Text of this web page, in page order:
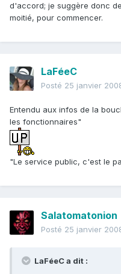
d'accord; je suggère donc
moitié, pour commencer.
LaFéeC
Posté 25 janvier
Entendu aux infos de la
les fonctionnaires"
"Le service public, c'est le
Salatomatonion
Posté 25 janvier
LaFéeC a dit :